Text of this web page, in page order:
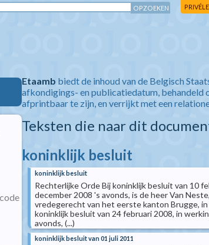
Etaamb biedt de inhoud van de Belgisch
afkondigings- en publicatiedatum, behandeld
afprintbaar te zijn, en verrijkt met een
Teksten die naar dit
koninklijk besluit
koninklijk besluit
Rechterlijke Orde Bij koninklijk besluit van 10
december 2008 's avonds, is de heer Van
vredegerecht van het eerste kanton Brugge,
koninklijk besluit van 24 februari 2008, in
avonds, (...)
koninklijk besluit van 01 juli 2011